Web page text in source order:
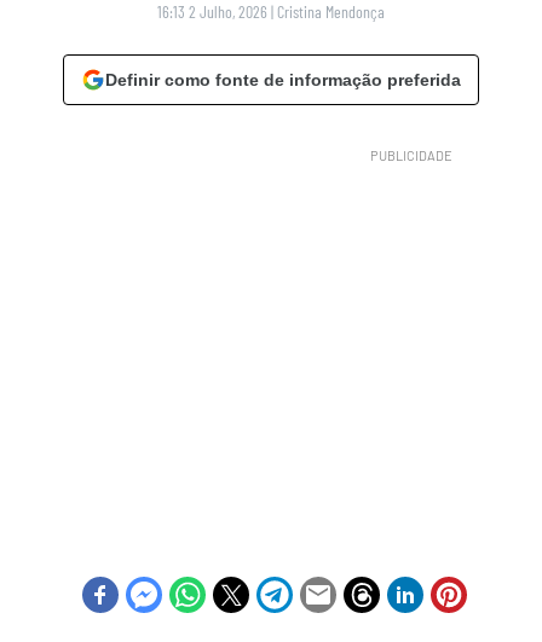
16:13 2 Julho, 2026 | Cristina Mendonça
Definir como fonte de informação preferida